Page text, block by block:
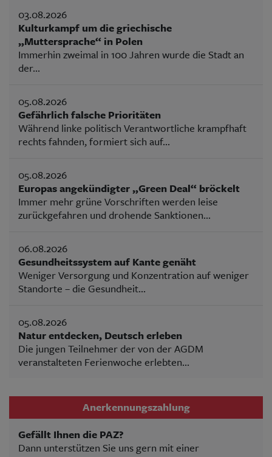
03.08.2026
Kulturkampf um die griechische
„Muttersprache“ in Polen
Immerhin zweimal in 100 Jahren wurde die Stadt an
der...
05.08.2026
Gefährlich falsche Prioritäten
Während linke politisch Verantwortliche krampfhaft
rechts fahnden, formiert sich auf...
05.08.2026
Europas angekündigter „Green Deal“ bröckelt
Immer mehr grüne Vorschriften werden leise
zurückgefahren und drohende Sanktionen...
06.08.2026
Gesundheitssystem auf Kante genäht
Weniger Versorgung und Konzentration auf weniger
Standorte – die Gesundheit...
05.08.2026
Natur entdecken, Deutsch erleben
Die jungen Teilnehmer der von der AGDM
veranstalteten Ferienwoche erlebten...
Anerkennungszahlung
Gefällt Ihnen die PAZ?
Dann unterstützen Sie uns gern mit einer